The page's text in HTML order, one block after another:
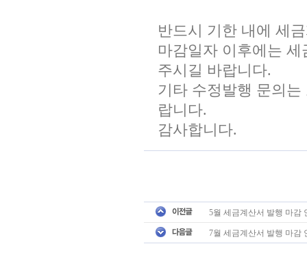
반드시 기한 내에 세
마감일자 이후에는
주시길 바랍니다.
기타 수정발행 문의
랍니다.
감사합니다.
5월 세금계산서 발행 마감
7월 세금계산서 발행 마감